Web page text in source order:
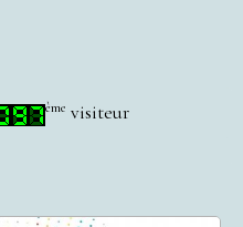
ème visiteur